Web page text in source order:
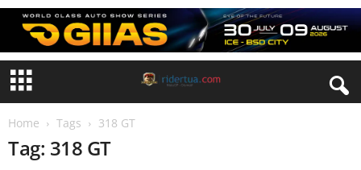
Home Tags 318 GT
Tag: 318 GT